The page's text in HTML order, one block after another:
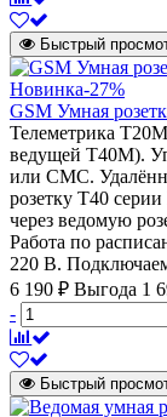
Быстрый
Новинка-27%
GSM Умная
Телеметрика Т20М
ведущей Т40М).
или СМС.
розетку Т40
через ведомую
Работа по
220 В.
6 190 ₽ Выгода 1
-
Быстрый